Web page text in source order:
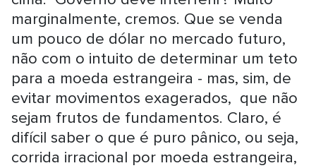
marginalmente, cremos. Que se venda
um pouco de dólar no mercado futuro,
não com o intuito de determinar um teto
para a moeda estrangeira - mas, sim, de
evitar movimentos exagerados, que não
sejam frutos de fundamentos. Claro, é
difícil saber o que é puro pânico, ou seja,
corrida irracional por moeda estrangeira,